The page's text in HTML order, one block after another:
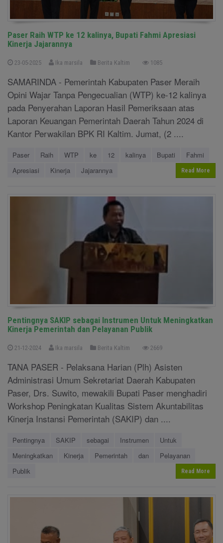
Paser Raih WTP ke 12 kalinya, Bupati Fahmi Apresiasi
Kinerja Jajarannya
23-05-2025 Ika marsila Berita Kaltim 1085
SAMARINDA - Pemerintah Kabupaten Paser Meraih
Opini Wajar Tanpa Pengecualian (WTP) ke-12 kalinya
pada Penyerahan Laporan Hasil Pemeriksaan atas
Laporan Keuangan Pemerintah Daerah Tahun 2024 di
Kantor Perwakilan BPK RI Kaltim. Jumat, (2 ....
Paser Raih WTP ke 12 kalinya Bupati
Fahmi
Apresiasi
Kinerja Jajarannya Read More
Pentingnya SAKIP sebagai Instrumen Untuk Meningkatkan
Kinerja Pemerintah dan Pelayanan Publik
21-12-2024 Ika marsila Berita Kaltim 2669
TANA PASER - Pelaksana Harian (Plh) Asisten
Administrasi Umum Sekretariat Daerah Kabupaten
Paser, Drs. Suwito, mewakili Bupati Paser menghadiri
Workshop Peningkatan Kualitas Sistem Akuntabilitas
Kinerja Instansi Pemerintah (SAKIP) dan ....
Pentingnya SAKIP sebagai Instrumen
Untuk
Meningkatkan
Kinerja Pemerintah dan
Pelayanan
Publik
Read More